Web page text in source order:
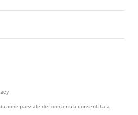
parziale dei contenuti consentita a